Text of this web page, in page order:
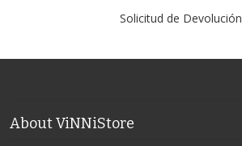
Solicitud de Devolución
About ViNNiStore